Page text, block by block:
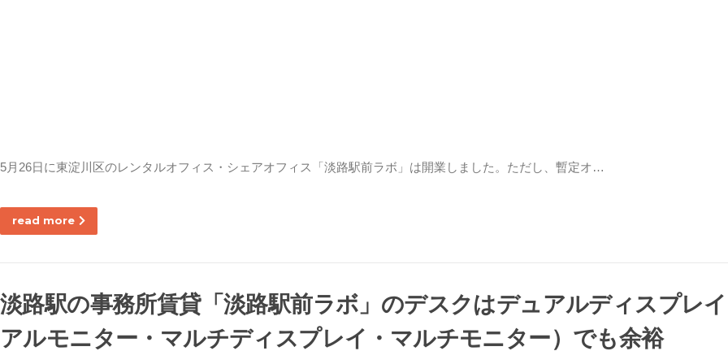
5月26日に東淀川区のレンタルオフィス・シェアオフィス「淡路駅前ラボ」は開業しました。ただし、暫定オ…
read more
淡路駅の事務所賃貸「淡路駅前ラボ」のデスクはデュアルディスプレ
アルモニター・マルチディスプレイ・マルチモニター）でも余裕